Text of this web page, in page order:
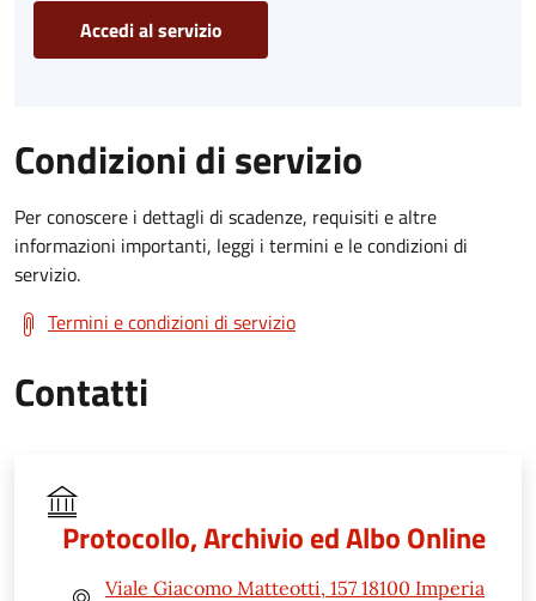
Accedi al servizio
Condizioni di servizio
Per conoscere i dettagli di scadenze, requisiti e altre
informazioni importanti, leggi i termini e le condizioni di
servizio.
Termini e condizioni di servizio
Contatti
Protocollo, Archivio ed Albo Online
Viale Giacomo Matteotti, 157 18100 Imperia